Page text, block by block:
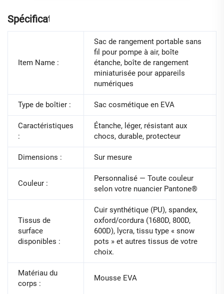
Spécifications
Item Name :
Sac de rangement portable sans
fil pour pompe à air, boîte
étanche, boîte de rangement
miniaturisée pour appareils
numériques
Type de boîtier : Sac cosmétique en EVA
Caractéristiques
:
Étanche, léger, résistant aux
chocs, durable, protecteur
Dimensions : Sur mesure
Couleur :
Personnalisé — Toute couleur
selon votre nuancier Pantone®
Tissus de
surface
disponibles :
Cuir synthétique (PU), spandex,
oxford/cordura (1680D, 800D,
600D), lycra, tissu type « snow
pots » et autres tissus de votre
choix.
Matériau du
corps :
Mousse EVA